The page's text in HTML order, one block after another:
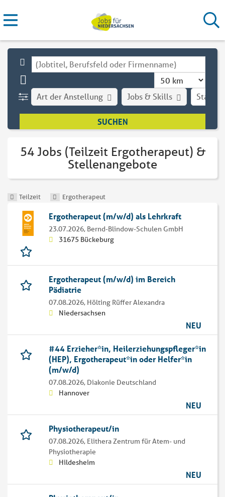
Stadt
Art der Anstellung Jobs & Skills
54 Jobs (Teilzeit Ergotherapeut) &
Stellenangebote
Teilzeit Ergotherapeut
Ergotherapeut (m/w/d) als Lehrkraft
23.07.2026, Bernd-Blindow-Schulen GmbH
31675 Bückeburg
Ergotherapeut (m/w/d) im Bereich
Pädiatrie
07.08.2026, Hölting Rüffer Alexandra
Niedersachsen
NEU
#44 Erzieher*in, Heilerziehungspfleger*in
(HEP), Ergotherapeut*in oder Helfer*in
(m/w/d)
07.08.2026, Diakonie Deutschland
Hannover
NEU
Physiotherapeut/in
07.08.2026, Elithera Zentrum für Atem- und
Physiotherapie
Hildesheim
NEU